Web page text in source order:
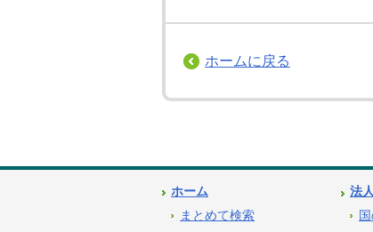
ホームに戻る
ホーム
まとめて検索
法